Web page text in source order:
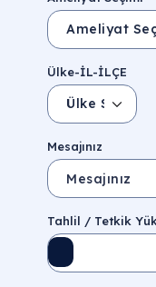
Ülke-İL-İLÇE
Ülke Seçin
Mesajınız
Tahlil / Tetkik